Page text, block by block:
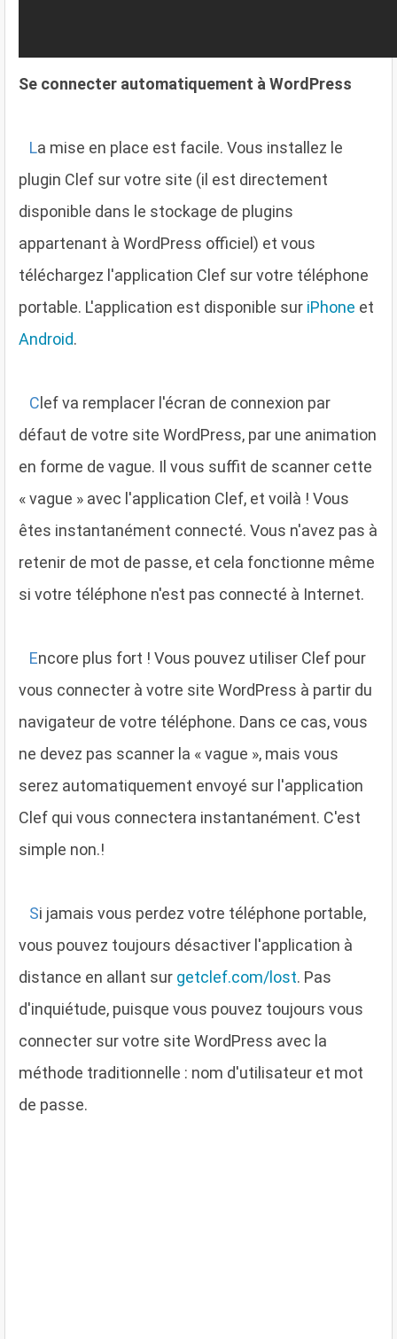
Se connecter automatiquement à WordPress
La mise en place est facile. Vous installez le
plugin Clef sur votre site (il est directement
disponible dans le stockage de plugins
appartenant à WordPress officiel) et vous
téléchargez l'application Clef sur votre téléphone
portable. L'application est disponible sur iPhone et
Android.
C lef va remplacer l'écran de connexion par
défaut de votre site WordPress, par une animation
en forme de vague. Il vous suffit de scanner cette
« vague » avec l'application Clef, et voilà ! Vous
êtes instantanément connecté. Vous n'avez pas à
retenir de mot de passe, et cela fonctionne même
si votre téléphone n'est pas connecté à Internet.
Encore plus fort ! Vous pouvez utiliser Clef pour
vous connecter à votre site WordPress à partir du
navigateur de votre téléphone. Dans ce cas, vous
ne devez pas scanner la « vague », mais vous
serez automatiquement envoyé sur l'application
Clef qui vous connectera instantanément. C'est
simple non.!
Si jamais vous perdez votre téléphone portable,
vous pouvez toujours désactiver l'application à
distance en allant sur getclef.com/lost. Pas
d'inquiétude, puisque vous pouvez toujours vous
connecter sur votre site WordPress avec la
méthode traditionnelle : nom d'utilisateur et mot
de passe.